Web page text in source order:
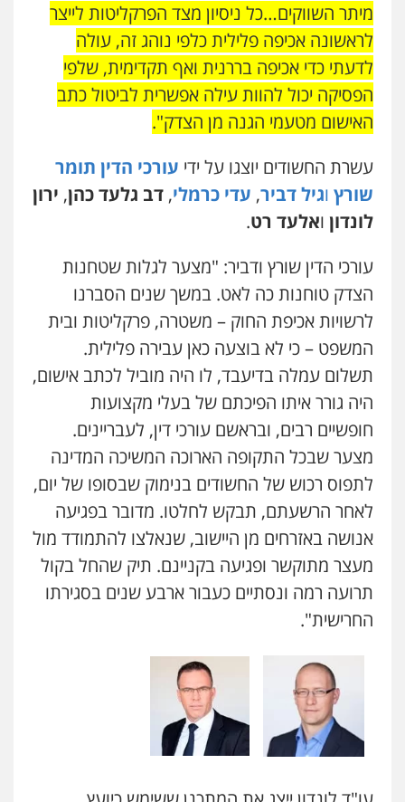
מיתר השווקים…כל ניסיון מצד הפרקליטות לייצר
לראשונה אכיפה פלילית כלפי נוהג זה, עולה
לדעתי כדי אכיפה בררנית ואף תקדימית, שלפי
הפסיקה יכול להוות עילה אפשרית לביטול כתב
האישום מטעמי הגנה מן הצדק".
עשרת החשודים יוצגו על ידי עורכי הדין תומר
שורץ וגיל דביר, עדי כרמלי, דב גלעד כהן, ירון
לונדון ואלעד רט.
עורכי הדין שורץ ודביר: "מצער לגלות שטחנות
הצדק טוחנות כה לאט. במשך שנים הסברנו
לרשויות אכיפת החוק – משטרה, פרקליטות ובית
המשפט – כי לא בוצעה כאן עבירה פלילית.
תשלום עמלה בדיעבד, לו היה מוביל לכתב אישום,
היה גורר איתו הפיכתם של בעלי מקצועות
חופשיים רבים, ובראשם עורכי דין, לעבריינים.
מצער שבכל התקופה הארוכה המשיכה המדינה
לתפוס רכוש של החשודים בנימוק שבסופו של יום,
לאחר הרשעתם, תבקש לחלטו. מדובר בפגיעה
אנושה באזרחים מן היישוב, שנאלצו להתמודד מול
מעצר מתוקשר ופגיעה בקניינם. תיק שהחל בקול
תרועה רמה ונסתיים כעבור ארבע שנים בסגירתו
החרישית".